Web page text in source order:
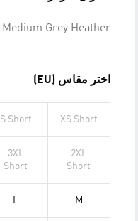
Medium Grey Heather
اختر مقاس (EU)
XS Short
S Short
2XL
Short
3XL
Short
M
L